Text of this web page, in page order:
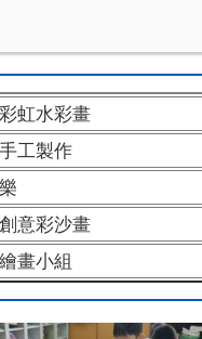
虹水彩畫
工製作
意彩沙畫
畫小組